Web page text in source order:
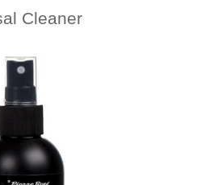
Cleaner